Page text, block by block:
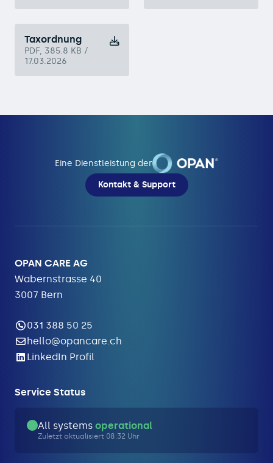
Taxordnung
PDF, 385.8 KB /
17.03.2026
Eine Dienstleistung der
Kontakt & Support
OPAN CARE AG
Wabernstrasse 40
3007 Bern
031 388 50 25
hello@opancare.ch
LinkedIn Profil
Service Status
All systems operational
Zuletzt aktualisiert 08:32 Uhr